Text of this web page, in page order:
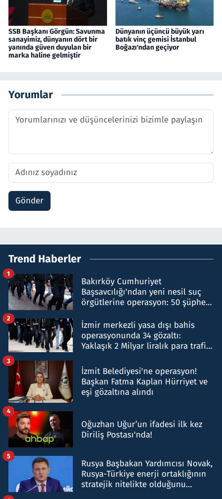
SSB Başkanı Görgün: Savunma
sanayimiz, dünyanın dört bir
yanında güven duyulan bir
marka haline gelmiştir
Dünyanın üçüncü büyük yarı
batık vinç gemisi İstanbul
Boğazı'ndan geçiyor
Yorumlar
Gönder
Trend Haberler
Bakırköy Cumhuriyet
Başsavcılığı'ndan yeni nesil suç
örgütlerine operasyon: 50 şüpheli
1
İzmir merkezli yasa dışı bahis
operasyonunda 34 gözaltı:
Yaklaşık 2 Milyar liralık para trafiği
2
İzmit Belediyesi'ne operasyon!
Başkan Fatma Kaplan Hürriyet ve
eşi gözaltına alındı
3
Oğuzhan Uğur’un ifadesi ilk kez
Diriliş Postası'nda!
4
Rusya Başbakan Yardımcısı Novak,
Rusya-Türkiye enerji ortaklığının
stratejik nitelikte olduğunu
5